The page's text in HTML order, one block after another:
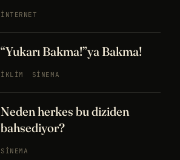
İNTERNET
“Yukarı Bakma!”ya Bakma!
İKLIM SINEMA
Neden herkes bu diziden
bahsediyor?
SINEMA